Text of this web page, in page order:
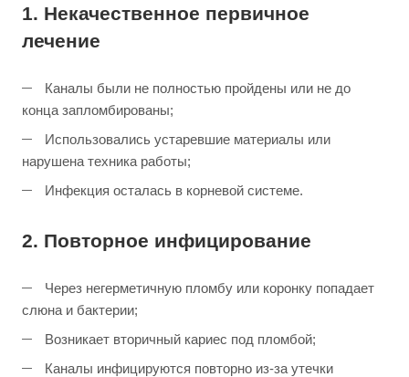
1. Некачественное первичное
лечение
Каналы были не полностью пройдены или не до
конца запломбированы;
Использовались устаревшие материалы или
нарушена техника работы;
Инфекция осталась в корневой системе.
2. Повторное инфицирование
Через негерметичную пломбу или коронку попадает
слюна и бактерии;
Возникает вторичный кариес под пломбой;
Каналы инфицируются повторно из-за утечки